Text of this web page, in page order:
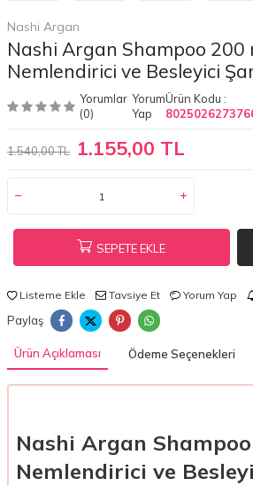
Nashi Argan
Nashi Argan Shampoo 200
Nemlendirici ve Besleyici
Yorumlar
(0)
Yorum
Yap
Ürün Kodu :
1.540,00 TL 1.155,00 TL
SEPETE EKLE
Listeme Ekle Tavsiye Et Yorum Yap
Paylaş
Ürün Açıklaması Ödeme Seçenekleri
Nashi Argan
Nemlendirici ve